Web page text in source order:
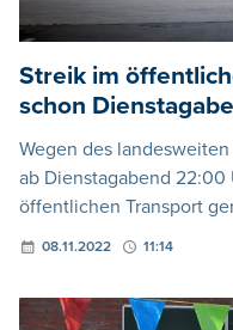
Streik im
schon
Wegen des
ab Dienstagabend 22:00
öffentlichen Transport
08.11.2022 11:14